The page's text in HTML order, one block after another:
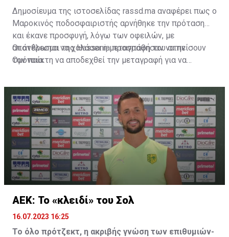
Δημοσίευμα της ιστοσελίδας rassd.ma αναφέρει πως ο
Μαροκινός ποδοσφαιριστής αρνήθηκε την πρόταση
και έκανε προσφυγή, λόγω των οφειλών, με
αποτέλεσμα να χαλάσει η μεταγραφή του στην
Ομόνοια.
Οι άνθρωποι της Hassania προσπάθησαν να πείσουν
τον παίκτη να αποδεχθεί την μεταγραφή για να
μετακίνησή του, αλλά ο παίκτης αρνήθηκε και επέμεινε
να λύσει το συμβόλαιό του, ώστε να μετακομίσει
ελεύθερα σε οποιαδήποτε νέα ομάδα το τρέχον
καλοκαίρι.
ΑΕΚ: Το «κλειδί» του Σολ
16.07.2023 16:25
Το όλο πρότζεκτ, η ακριβής γνώση των επιθυμιών-